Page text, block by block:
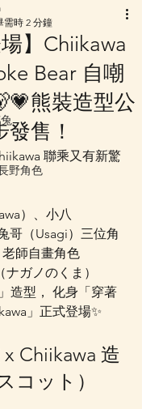
野角色
】Chiikawa
Bear 自嘲
熊裝造型公
售！
需時 2 分鐘
聯乘又有新驚
）、小八
哥（Usagi）三位角
師自畫角色
ナガノのくま）
造型， 化身「穿著
」正式登場✨
Chiikawa 造
コット）